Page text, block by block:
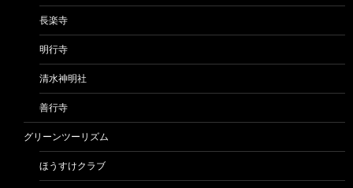
長楽寺
明行寺
清水神明社
善行寺
グリーンツーリズム
ほうすけクラブ